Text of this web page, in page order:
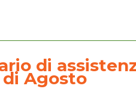
di
Agosto